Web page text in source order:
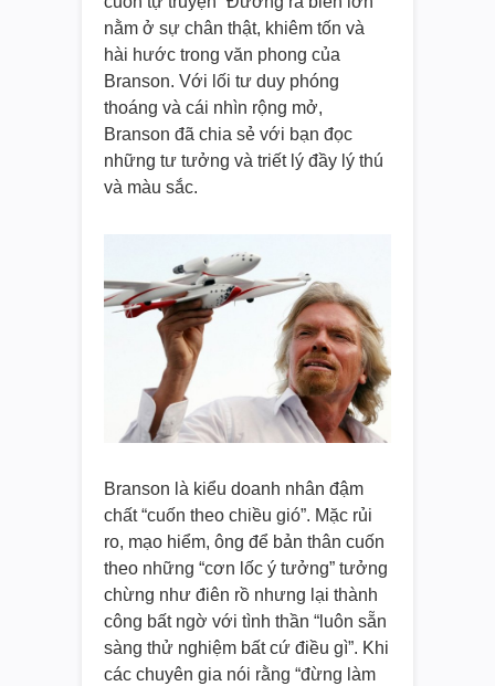
nằm ở sự chân thật, khiêm tốn và
hài hước trong văn phong của
Branson. Với lối tư duy phóng
thoáng và cái nhìn rộng mở,
Branson đã chia sẻ với bạn đọc
những tư tưởng và triết lý đầy lý thú
và màu sắc.
Branson là kiểu doanh nhân đậm
chất “cuốn theo chiều gió”. Mặc rủi
ro, mạo hiểm, ông để bản thân cuốn
theo những “cơn lốc ý tưởng” tưởng
chừng như điên rồ nhưng lại thành
công bất ngờ với tình thần “luôn sẵn
sàng thử nghiệm bất cứ điều gì”. Khi
các chuyên gia nói rằng “đừng làm